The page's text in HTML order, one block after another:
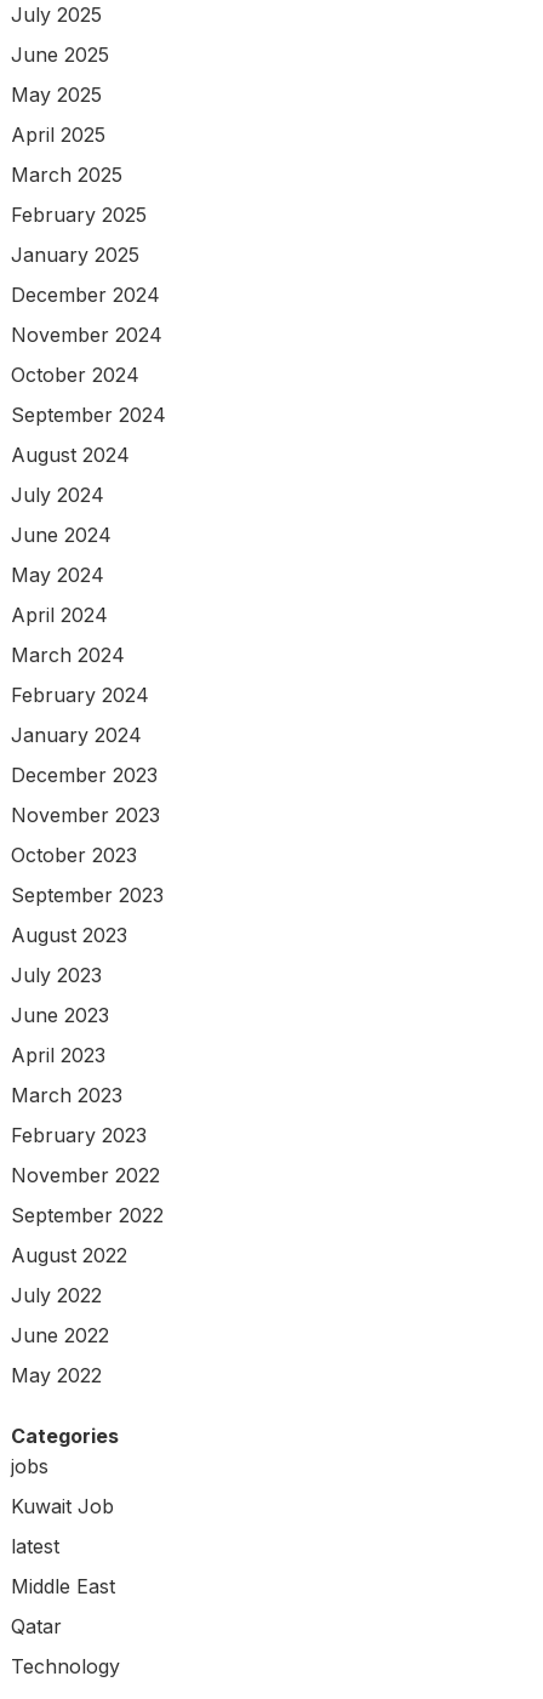
July 2025
June 2025
May 2025
April 2025
March 2025
February 2025
January 2025
December 2024
November 2024
October 2024
September 2024
August 2024
July 2024
June 2024
May 2024
April 2024
March 2024
February 2024
January 2024
December 2023
November 2023
October 2023
September 2023
August 2023
July 2023
June 2023
April 2023
March 2023
February 2023
November 2022
September 2022
August 2022
July 2022
June 2022
May 2022
Categories
jobs
Kuwait Job
latest
Middle East
Qatar
Technology